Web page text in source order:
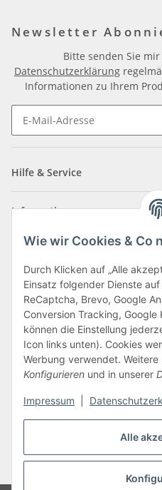
Alle
Wie wir Cookies & Co
Durch Klicken auf „Alle
Einsatz folgender Dienste
ReCaptcha, Brevo, Google
Conversion Tracking, Google
können die Einstellung
Icon links unten). Cookies
Werbung verwendet.
Konfigurieren und in unserer
Impressum
Newsletter
Bitte senden Sie
Datenschutzerklärung
Informationen zu Ihrem
Hilfe & Service
Informationen
Zahlungsarten
Vertrag
* Alle Preise inkl. gesetzlicher USt.,